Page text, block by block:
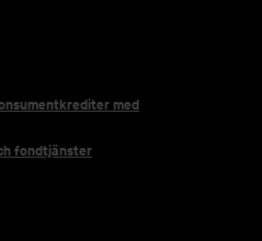
med
fondtjänster